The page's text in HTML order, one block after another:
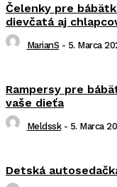
Čelenky pre
dievčatá aj
MarianS - 5. Marca
Rampersy pre
vaše dieťa
Meldssk - 5. Marca
Detská